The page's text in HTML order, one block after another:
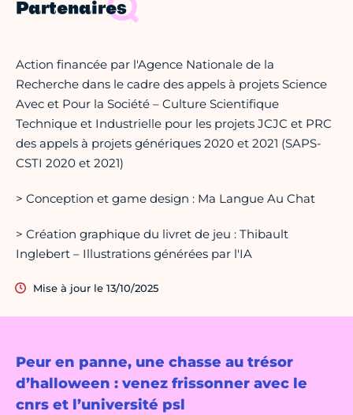
Peur en panne, une chasse au trésor
d’halloween : venez frissonner avec le
cnrs et l’université psl
Partenaires
Action financée par l'Agence Nationale de la
Recherche dans le cadre des appels à projets Science
Avec et Pour la Société – Culture Scientifique
Technique et Industrielle pour les projets JCJC et PRC
des appels à projets génériques 2020 et 2021 (SAPS-
CSTI 2020 et 2021)
> Conception et game design : Ma Langue Au Chat
> Création graphique du livret de jeu : Thibault
Inglebert – Illustrations générées par l'IA
Mise à jour le 13/10/2025